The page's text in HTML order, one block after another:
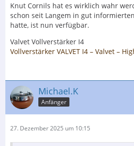
Knut Cornils hat es wirklich wahr
schon seit Langem in gut
hatte, ist nun verfügbar.
Valvet Vollverstärker I4
Vollverstärker VALVET I4 – Valvet –
Michael.K
Anfänger
27. Dezember 2025 um 10:15